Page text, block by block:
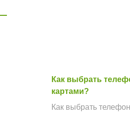
Как выбрать
картами?
Как выбрать телефон